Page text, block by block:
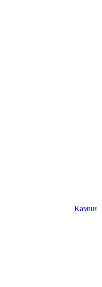
Камни